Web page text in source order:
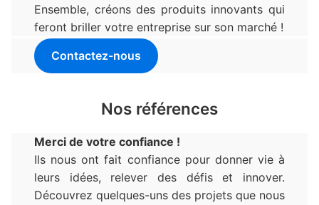
Ensemble, créons des produits innovants qui
feront briller votre entreprise sur son marché !
Contactez-nous
Nos références
Merci de votre confiance !
Ils nous ont fait confiance pour donner vie à
leurs idées, relever des défis et innover.
Découvrez quelques-uns des projets que nous